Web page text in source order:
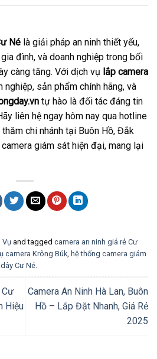
Né là giải pháp an ninh thiết yếu,
đình, và doanh nghiệp trong bối
càng tăng. Với dịch vụ lắp camera
nghiệp, sản phẩm chính hãng, và
tự hào là đối tác đáng tin
liên hệ ngay hôm nay qua hotline
chi nhánh tại Buôn Hồ, Đắk
giám sát hiện đại, mang lại
Vụ and tagged camera an ninh giá rẻ Cư
camera Krông Búk, hệ thống camera giám
Cư Né.
Cư
Hiệu
Camera An Ninh Hà Lan, Buôn
Hồ – Lắp Đặt Nhanh, Giá Rẻ
2025